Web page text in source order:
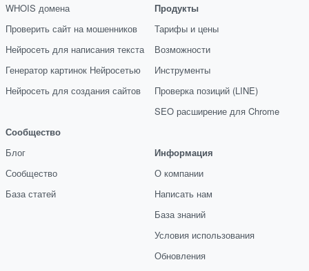
WHOIS домена
Проверить сайт на мошенников
Нейросеть для написания текста
Генератор картинок Нейросетью
Нейросеть для создания сайтов
Сообщество
Блог
Сообщество
База статей
Продукты
Тарифы и цены
Возможности
Инструменты
Проверка позиций (LINE)
SEO расширение для Chrome
Информация
О компании
Написать нам
База знаний
Условия использования
Обновления